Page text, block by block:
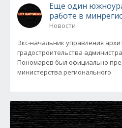
Еще один
работе в
Новости
Экс-начальник управления
градостроительства
Пономарев был официально
министерства регионального